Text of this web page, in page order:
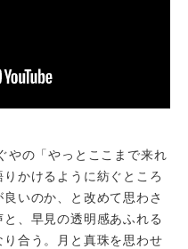
やの「やっとここまで来れ
かけるように紡ぐところ
いのか、と改めて思わさ
、早見の透明感あふれる
合う。月と真珠を思わせ